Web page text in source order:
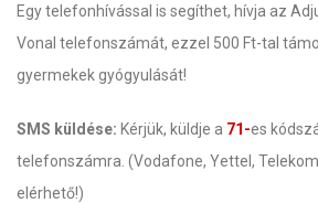
Egy telefonhívással is segíthet, hívja az
Vonal telefonszámát, ezzel 500 Ft-tal
gyermekek gyógyulását!
SMS küldése: Kérjük, küldje a 71-es
telefonszámra. (Vodafone, Yettel,
elérhető!)